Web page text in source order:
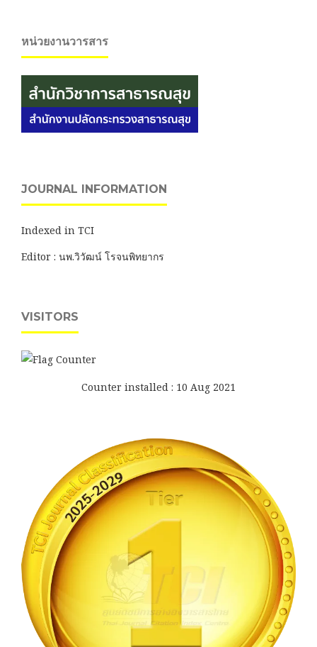
หน่วยงานวารสาร
JOURNAL INFORMATION
Indexed in TCI
Editor : นพ.วิวัฒน์ โรจนพิทยากร
VISITORS
Counter installed : 10 Aug 2021